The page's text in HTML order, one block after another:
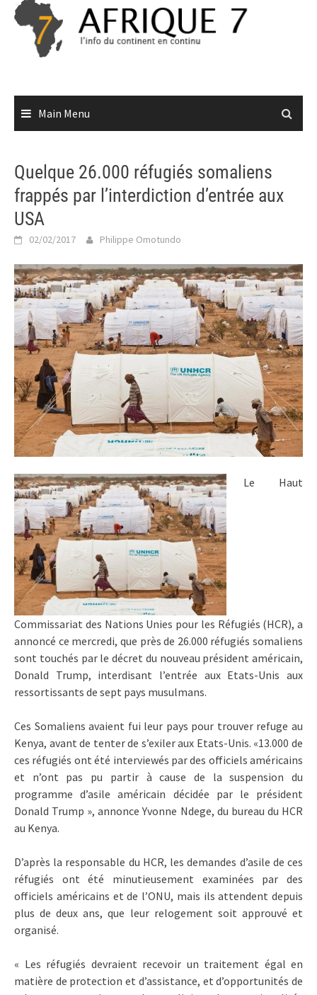
Skip
content
Main Menu
Quelque 26.000 réfugiés somaliens
frappés par l’interdiction d’entrée aux
USA
02/02/2017 Philippe Omotundo
Le Haut
Commissariat des Nations Unies pour les Réfugiés (HCR), a
annoncé ce mercredi, que près de 26.000 réfugiés somaliens
sont touchés par le décret du nouveau président américain,
Donald Trump, interdisant l’entrée aux Etats-Unis aux
ressortissants de sept pays musulmans.
Ces Somaliens avaient fui leur pays pour trouver refuge au
Kenya, avant de tenter de s’exiler aux Etats-Unis. «13.000 de
ces réfugiés ont été interviewés par des officiels américains
et n’ont pas pu partir à cause de la suspension du
programme d’asile américain décidée par le président
Donald Trump », annonce Yvonne Ndege, du bureau du HCR
au Kenya.
D’après la responsable du HCR, les demandes d’asile de ces
réfugiés ont été minutieusement examinées par des
officiels américains et de l’ONU, mais ils attendent depuis
plus de deux ans, que leur relogement soit approuvé et
organisé.
« Les réfugiés devraient recevoir un traitement égal en
matière de protection et d’assistance, et d’opportunités de